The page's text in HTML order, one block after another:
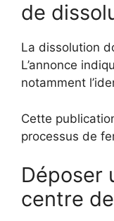
de
La dissolution
L’annonce
notamment
Cette
processus de
Déposer
centre